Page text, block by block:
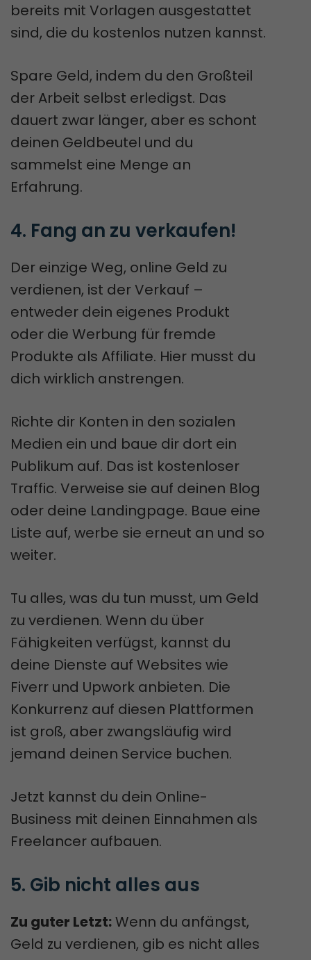
bereits mit Vorlagen ausgestattet
sind, die du kostenlos nutzen kannst.
Spare Geld, indem du den Großteil
der Arbeit selbst erledigst. Das
dauert zwar länger, aber es schont
deinen Geldbeutel und du
sammelst eine Menge an
Erfahrung.
4. Fang an zu verkaufen!
Der einzige Weg, online Geld zu
verdienen, ist der Verkauf –
entweder dein eigenes Produkt
oder die Werbung für fremde
Produkte als Affiliate. Hier musst du
dich wirklich anstrengen.
Richte dir Konten in den sozialen
Medien ein und baue dir dort ein
Publikum auf. Das ist kostenloser
Traffic. Verweise sie auf deinen Blog
oder deine Landingpage. Baue eine
Liste auf, werbe sie erneut an und so
weiter.
Tu alles, was du tun musst, um Geld
zu verdienen. Wenn du über
Fähigkeiten verfügst, kannst du
deine Dienste auf Websites wie
Fiverr und Upwork anbieten. Die
Konkurrenz auf diesen Plattformen
ist groß, aber zwangsläufig wird
jemand deinen Service buchen.
Jetzt kannst du dein Online-
Business mit deinen Einnahmen als
Freelancer aufbauen.
5. Gib nicht alles aus
Zu guter Letzt:Wenn du anfängst,
Geld zu verdienen, gib es nicht alles